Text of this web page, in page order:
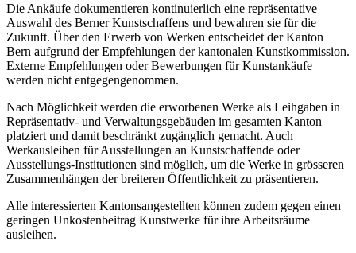
Die Ankäufe dokumentieren kontinuierlich eine repräsentative
Auswahl des Berner Kunstschaffens und bewahren sie für die
Zukunft. Über den Erwerb von Werken entscheidet der Kanton
Bern aufgrund der Empfehlungen der kantonalen Kunstkommission.
Externe Empfehlungen oder Bewerbungen für Kunstankäufe
werden nicht entgegengenommen.
Nach Möglichkeit werden die erworbenen Werke als Leihgaben in
Repräsentativ- und Verwaltungsgebäuden im gesamten Kanton
platziert und damit beschränkt zugänglich gemacht. Auch
Werkausleihen für Ausstellungen an Kunstschaffende oder
Ausstellungs-Institutionen sind möglich, um die Werke in grösseren
Zusammenhängen der breiteren Öffentlichkeit zu präsentieren.
Alle interessierten Kantonsangestellten können zudem gegen einen
geringen Unkostenbeitrag Kunstwerke für ihre Arbeitsräume
ausleihen.